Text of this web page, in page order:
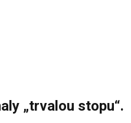
„trvalou stopu“.